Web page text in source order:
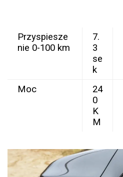
Przyspiesze
nie 0-100 km
7.
3
se
k
Moc
24
0
K
M